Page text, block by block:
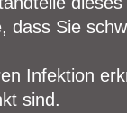
dass Sie
Infektion
sind.